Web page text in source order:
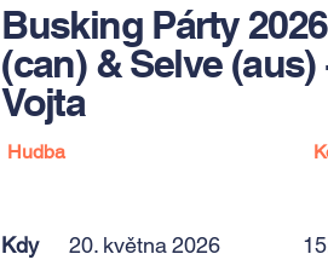
Busking Párty
(can) & Selve
Vojta
Hudba
Kdy 20. května 2026